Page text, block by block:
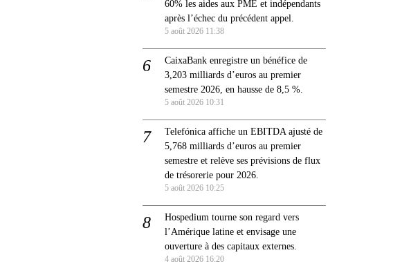
60% les aides aux PME et indépendants
après l’échec du précédent appel.
5 août 2026 11:38
CaixaBank enregistre un bénéfice de
3,203 milliards d’euros au premier
semestre 2026, en hausse de 8,5 %.
5 août 2026 10:31
Telefónica affiche un EBITDA ajusté de
5,768 milliards d’euros au premier
semestre et relève ses prévisions de flux
de trésorerie pour 2026.
5 août 2026 10:25
Hospedium tourne son regard vers
l’Amérique latine et envisage une
ouverture à des capitaux externes.
4 août 2026 16:20